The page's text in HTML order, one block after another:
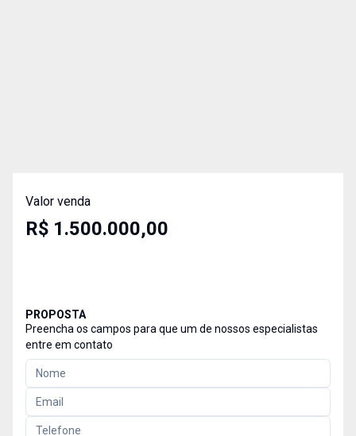
Valor venda
R$ 1.500.000,00
PROPOSTA
Preencha os campos para que um de nossos especialistas
entre em contato